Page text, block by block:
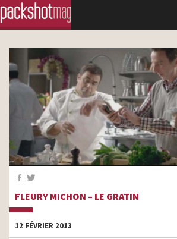
FLEURY MICHON – LE GRATIN
12 FÉVRIER 2013